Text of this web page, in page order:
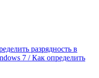
разрядность в
7 / Как определить